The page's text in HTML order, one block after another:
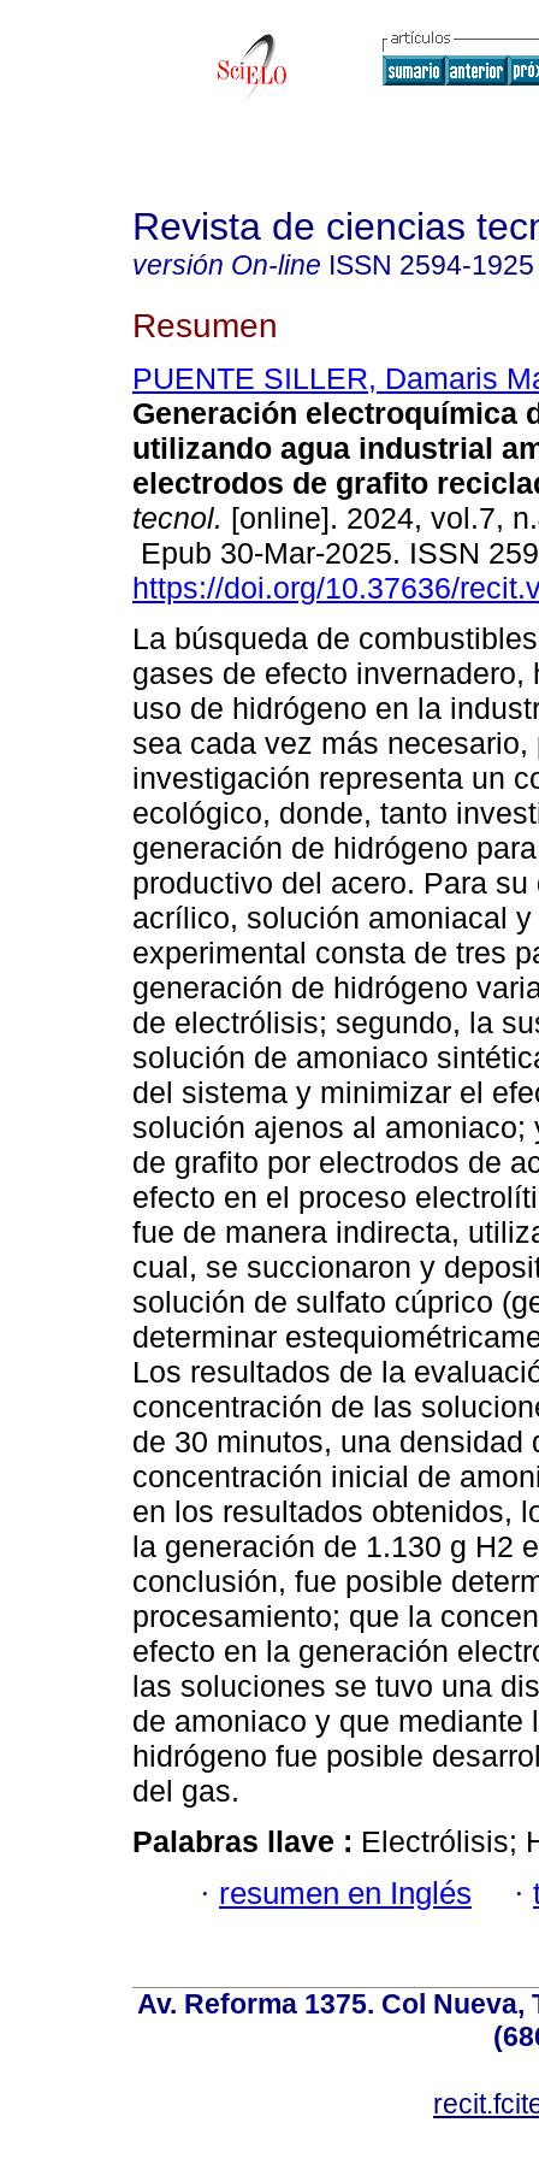
Revista de ciencias
versión On-line ISSN 2594-1925
Resumen
PUENTE SILLER, Damaris
Generación electroquímica
utilizando agua industrial
electrodos de grafito
tecnol. [online]. 2024, vol.7,
Epub 30-Mar-2025. ISSN
https://doi.org/10.37636/
La búsqueda de
gases de efecto invernadero,
uso de hidrógeno en la
sea cada vez más necesario,
investigación representa un
ecológico, donde, tanto
generación de hidrógeno
productivo del acero. Para
acrílico, solución amoniacal
experimental consta de tres
generación de hidrógeno
de electrólisis; segundo, la
solución de amoniaco
del sistema y minimizar el
solución ajenos al
de grafito por electrodos de
efecto en el proceso
fue de manera indirecta,
cual, se succionaron y
solución de sulfato cúprico
determinar
Los resultados de la
concentración de las
de 30 minutos, una densidad
concentración inicial de
en los resultados obtenidos,
la generación de 1.130 g H2
conclusión, fue posible
procesamiento; que la
efecto en la generación
las soluciones se tuvo una
de amoniaco y que
hidrógeno fue posible
del gas.
Palabras llave : Electrólisis;
· resumen en Inglés ·
Av. Reforma 1375. Col